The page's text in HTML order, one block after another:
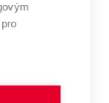
Volitelný